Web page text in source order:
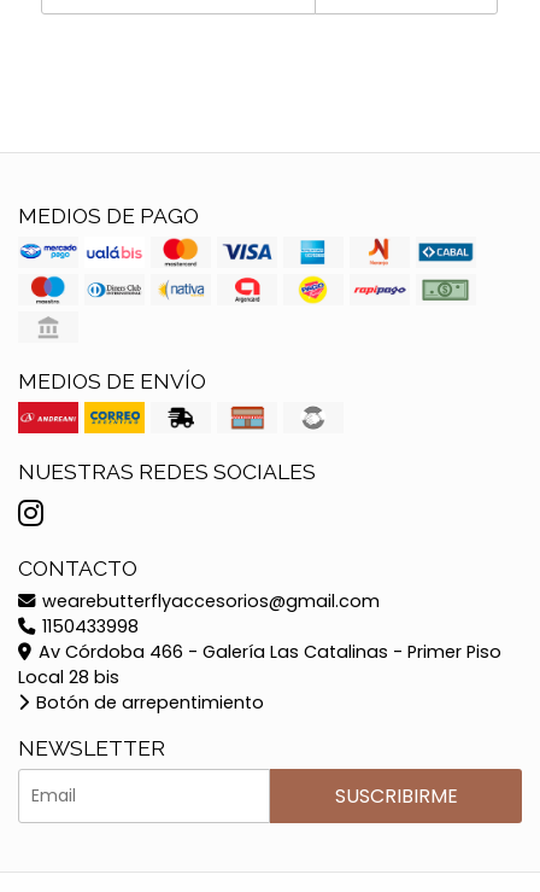
MEDIOS DE PAGO
MEDIOS DE ENVÍO
NUESTRAS REDES SOCIALES
CONTACTO
wearebutterflyaccesorios@gmail.com
1150433998
Av Córdoba 466 - Galería Las Catalinas - Primer Piso
Local 28 bis
Botón de arrepentimiento
NEWSLETTER
SUSCRIBIRME